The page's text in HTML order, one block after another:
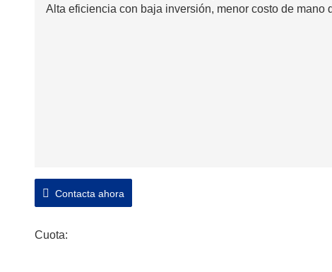
Alta eficiencia con baja inversión, menor costo de mano
Contacta ahora
Cuota: